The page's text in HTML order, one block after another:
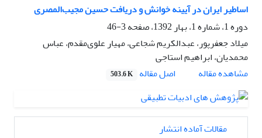
اساطیر ایران در آیینه خوانش و دریافت حسین مجیب‌المصری
دوره 1، شماره 1، بهار 1392، صفحه
3-46
میلاد جعفرپور، عبدالکریم شجاعی، مهیار علوی‌مقدم، عباس
محمدیان، ابراهیم استاجی
مشاهده مقاله
اصل مقاله 503.6 K
مقالات آماده انتشار